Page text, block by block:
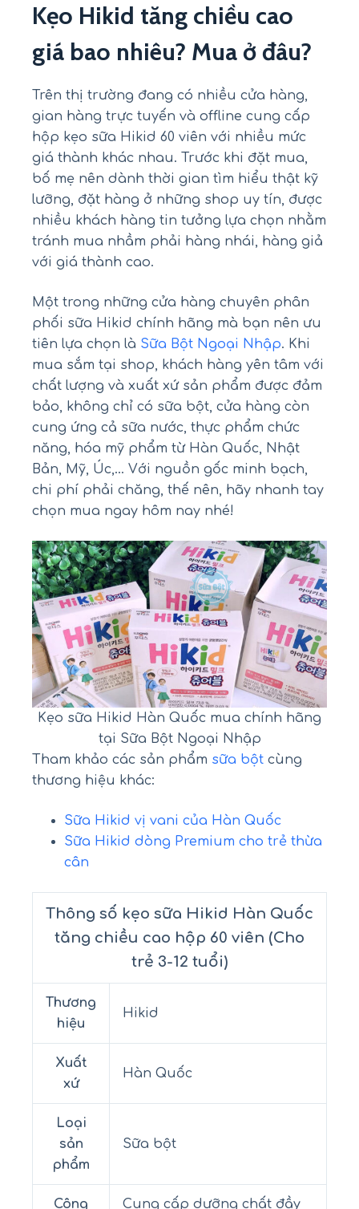
Kẹo Hikid tăng chiều cao
giá bao nhiêu? Mua ở đâu?
Trên thị trường đang có nhiều cửa hàng,
gian hàng trực tuyến và offline cung cấp
hộp kẹo sữa Hikid 60 viên với nhiều mức
giá thành khác nhau. Trước khi đặt mua,
bố mẹ nên dành thời gian tìm hiểu thật kỹ
lưỡng, đặt hàng ở những shop uy tín, được
nhiều khách hàng tin tưởng lựa chọn nhằm
tránh mua nhầm phải hàng nhái, hàng giả
với giá thành cao.
Một trong những cửa hàng chuyên phân
phối sữa Hikid chính hãng mà bạn nên ưu
tiên lựa chọn là Sữa Bột Ngoại Nhập. Khi
mua sắm tại shop, khách hàng yên tâm với
chất lượng và xuất xứ sản phẩm được đảm
bảo, không chỉ có sữa bột, cửa hàng còn
cung ứng cả sữa nước, thực phẩm chức
năng, hóa mỹ phẩm từ Hàn Quốc, Nhật
Bản, Mỹ, Úc,… Với nguồn gốc minh bạch,
chi phí phải chăng, thế nên, hãy nhanh tay
chọn mua ngay hôm nay nhé!
Kẹo sữa Hikid Hàn Quốc mua chính hãng
tại Sữa Bột Ngoại Nhập
Tham khảo các sản phẩm sữa bột cùng
thương hiệu khác:
Sữa Hikid vị vani của Hàn Quốc
Sữa Hikid dòng Premium cho trẻ thừa
cân
Thông số kẹo sữa Hikid Hàn Quốc
tăng chiều cao hộp 60 viên (Cho
trẻ 3-12 tuổi)
Thương
hiệu
Hikid
Xuất
xứ
Hàn Quốc
Loại
sản
phẩm
Sữa bột
Công Cung cấp dưỡng chất đầy